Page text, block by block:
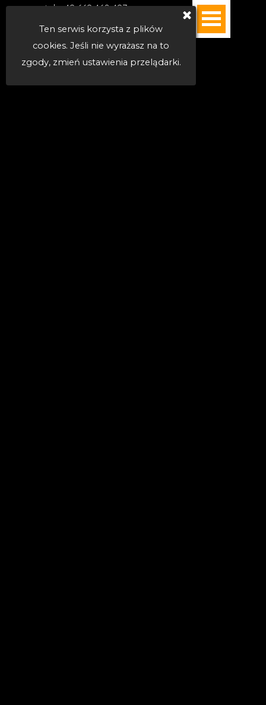
MENU >>
tel. +48 668 460 487
|  WhatsApp
Ten serwis korzysta z plików
cookies. Jeśli nie wyrażasz na to
zgody, zmień ustawienia przelądarki.